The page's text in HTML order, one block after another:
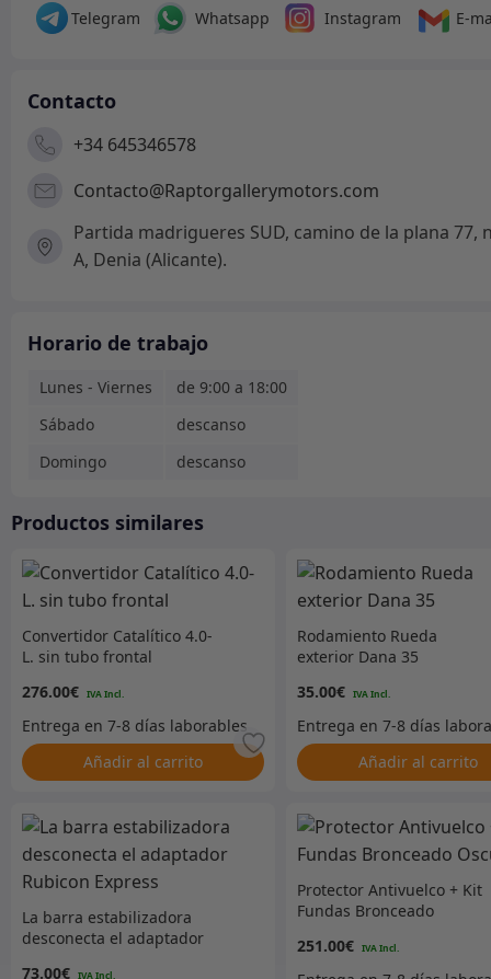
Telegram Whatsapp Instagram E-
Contacto
+34 645346578
Contacto@Raptorgallerymotors.com
Partida madrigueres SUD, camino de la plana 77,
A, Denia (Alicante).
Horario de trabajo
Lunes - Viernes
de 9:00 a 18:00
Sábado
descanso
Domingo
descanso
Productos similares
Convertidor Catalítico 4.0-
L. sin tubo frontal
276.00€
Añadir al carrito
Rodamiento Rueda
exterior Dana 35
35.00€
Añadir al carrito
La barra estabilizadora
desconecta el adaptador
73.00€
Protector Antivuelco + Kit
Fundas Bronceado
251.00€